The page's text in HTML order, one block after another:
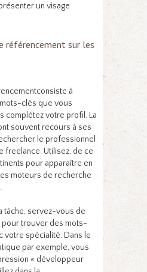
un visage
référencement sur les
à
clés que vous
complétez votre profil. La
souvent recours à ses
le professionnel
freelance. Utilisez, de ce
pour apparaître en
moteurs de recherche
tâche, servez-vous de
pour trouver des mots-
votre spécialité. Dans le
par exemple, vous
« développeur